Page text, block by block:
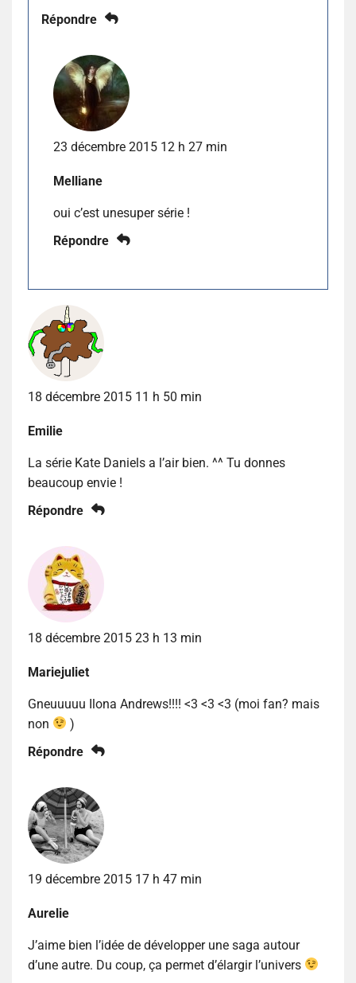
Répondre
23 décembre 2015 12 h 27 min
Melliane
oui c’est unesuper série !
Répondre
18 décembre 2015 11 h 50 min
Emilie
La série Kate Daniels a l’air bien. ^^ Tu donnes
beaucoup envie !
Répondre
18 décembre 2015 23 h 13 min
Mariejuliet
Gneuuuuu Ilona Andrews!!!! <3 <3 <3 (moi fan? mais
non
)
Répondre
19 décembre 2015 17 h 47 min
Aurelie
J’aime bien l’idée de développer une saga autour
d’une autre. Du coup, ça permet d’élargir l’univers